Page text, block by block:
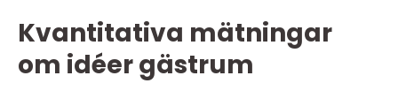
Kvantitativa mätningar
om idéer gästrum